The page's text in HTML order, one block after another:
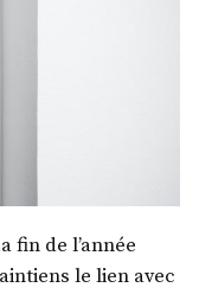
fin de l’année
le lien avec